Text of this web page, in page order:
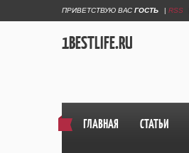
ПРИВЕТСТВУЮ ВАС ГОСТЬ | RSS
1BESTLIFE.RU
ГЛАВНАЯ СТАТЬИ